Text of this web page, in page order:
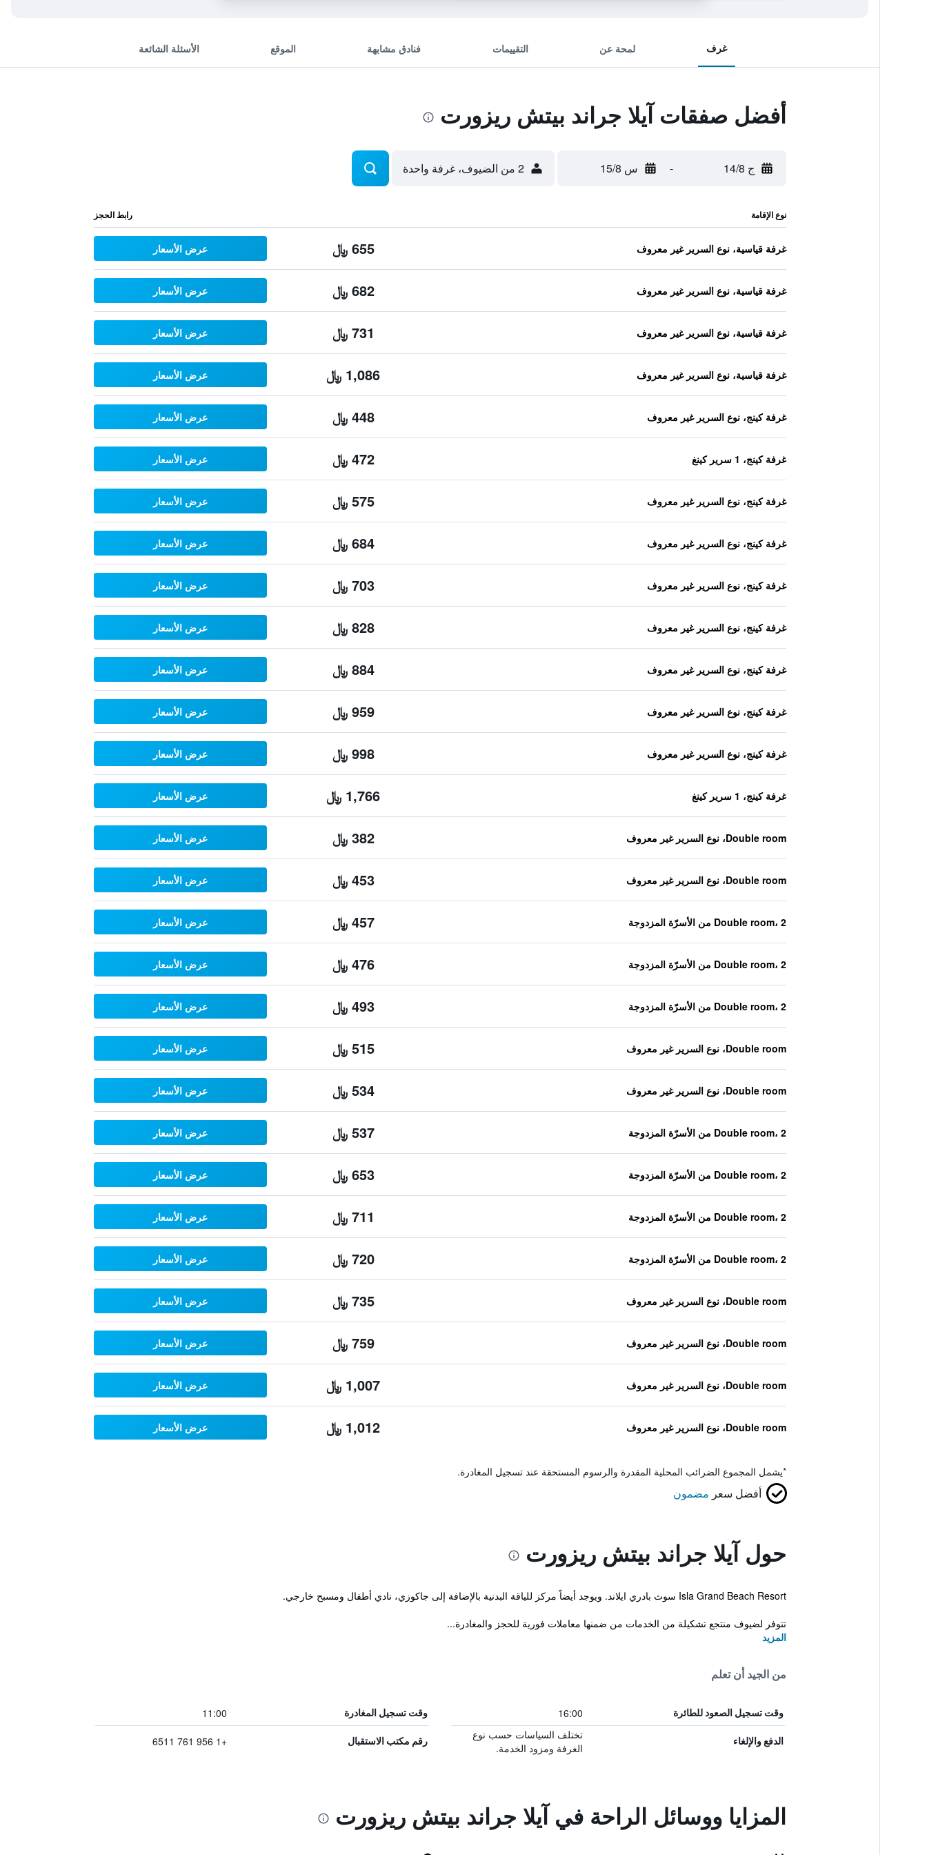
غرف لمحة عن التقييمات فنادق مشابهة الموقع الأسئلة الشائعة
أفضل صفقات آيلا جراند بيتش ريزورت
ج 14/8 - س 15/8 2 من الضيوف، غرفة واحدة
نوع الإقامة رابط الحجز
غرفة قياسية، نوع السرير غير معروف 655 ﷼ عرض الأسعار
غرفة قياسية، نوع السرير غير معروف 682 ﷼ عرض الأسعار
غرفة قياسية، نوع السرير غير معروف 731 ﷼ عرض الأسعار
غرفة قياسية، نوع السرير غير معروف 1,086 ﷼ عرض الأسعار
غرفة كينج، نوع السرير غير معروف 448 ﷼ عرض الأسعار
غرفة كينج، 1 سرير كينغ 472 ﷼ عرض الأسعار
غرفة كينج، نوع السرير غير معروف 575 ﷼ عرض الأسعار
غرفة كينج، نوع السرير غير معروف 684 ﷼ عرض الأسعار
غرفة كينج، نوع السرير غير معروف 703 ﷼ عرض الأسعار
غرفة كينج، نوع السرير غير معروف 828 ﷼ عرض الأسعار
غرفة كينج، نوع السرير غير معروف 884 ﷼ عرض الأسعار
غرفة كينج، نوع السرير غير معروف 959 ﷼ عرض الأسعار
غرفة كينج، نوع السرير غير معروف 998 ﷼ عرض الأسعار
غرفة كينج، 1 سرير كينغ 1,766 ﷼ عرض الأسعار
Double room، نوع السرير غير معروف 382 ﷼ عرض الأسعار
Double room، نوع السرير غير معروف 453 ﷼ عرض الأسعار
Double room، 2 من الأسرّة المزدوجة 457 ﷼ عرض الأسعار
Double room، 2 من الأسرّة المزدوجة 476 ﷼ عرض الأسعار
Double room، 2 من الأسرّة المزدوجة 493 ﷼ عرض الأسعار
Double room، نوع السرير غير معروف 515 ﷼ عرض الأسعار
Double room، نوع السرير غير معروف 534 ﷼ عرض الأسعار
Double room، 2 من الأسرّة المزدوجة 537 ﷼ عرض الأسعار
Double room، 2 من الأسرّة المزدوجة 653 ﷼ عرض الأسعار
Double room، 2 من الأسرّة المزدوجة 711 ﷼ عرض الأسعار
Double room، 2 من الأسرّة المزدوجة 720 ﷼ عرض الأسعار
Double room، نوع السرير غير معروف 735 ﷼ عرض الأسعار
Double room، نوع السرير غير معروف 759 ﷼ عرض الأسعار
Double room، نوع السرير غير معروف 1,007 ﷼ عرض الأسعار
Double room، نوع السرير غير معروف 1,012 ﷼ عرض الأسعار
*يشمل المجموع الضرائب المحلية المقدرة والرسوم المستحقة عند تسجيل المغادرة.
أفضل سعر مضمون
حول آيلا جراند بيتش ريزورت
Isla Grand Beach Resort سوث بادري ايلاند. ويوجد أيضاً مركز للياقة البدنية بالإضافة إلى جاكوزي، نادي أطفال ومسبح خارجي.
تتوفر لضيوف منتجع تشكيلة من الخدمات من ضمنها معاملات فورية للحجز والمغادرة...
المزيد
من الجيد أن تعلم
وقت تسجيل الصعود للطائرة 16:00 وقت تسجيل المغادرة 11:00
الدفع والإلغاء
تختلف السياسات حسب نوع
الغرفة ومزود الخدمة.
رقم مكتب الاستقبال +1 956 761 6511
المزايا ووسائل الراحة في آيلا جراند بيتش ريزورت